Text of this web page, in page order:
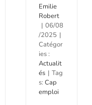
Emilie
Robert
| 06/08
/2025 |
Catégor
ies :
Actualit
és | Tag
s: Cap
emploi